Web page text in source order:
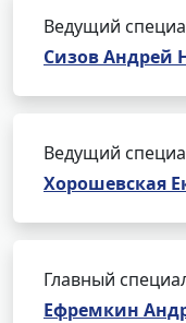
Ведущий
Сизов Андрей
Ведущий
Хорошевская
Главный
Ефремкин